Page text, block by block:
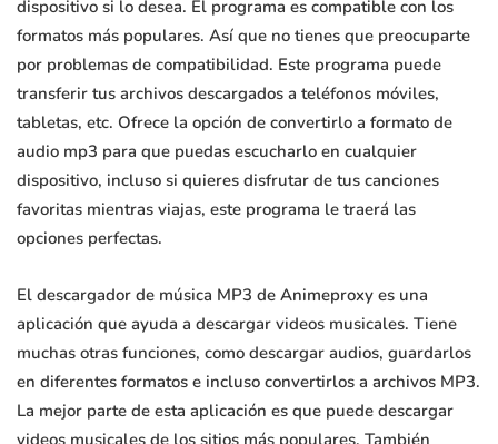
dispositivo si lo desea. El programa es compatible con los
formatos más populares. Así que no tienes que preocuparte
por problemas de compatibilidad. Este programa puede
transferir tus archivos descargados a teléfonos móviles,
tabletas, etc. Ofrece la opción de convertirlo a formato de
audio mp3 para que puedas escucharlo en cualquier
dispositivo, incluso si quieres disfrutar de tus canciones
favoritas mientras viajas, este programa le traerá las
opciones perfectas.
El descargador de música MP3 de Animeproxy es una
aplicación que ayuda a descargar videos musicales. Tiene
muchas otras funciones, como descargar audios, guardarlos
en diferentes formatos e incluso convertirlos a archivos MP3.
La mejor parte de esta aplicación es que puede descargar